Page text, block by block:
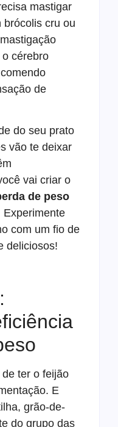
mastigar
brócolis cru ou
cérebro
de
do seu prato
vão te deixar
vai criar o
de peso
Experimente
com um fio de
deliciosos!
ter o feijão
E
grão-de-
do grupo das